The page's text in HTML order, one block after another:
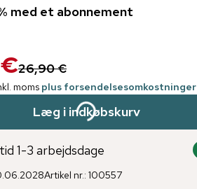
med et abonnement
26,90 €
moms plus forsendelsesomkostninger
Læg i indkøbskurv
1-3 arbejdsdage
Artikel nr.: 100557